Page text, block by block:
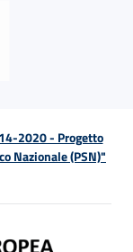
2020 - Progetto
Nazionale (PSN)"